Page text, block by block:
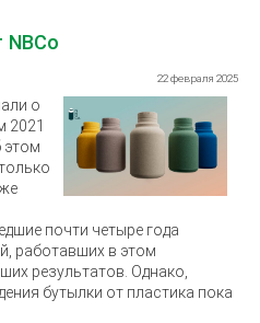
22 февраля 2025
о
2021
этом
почти четыре года
работавших в этом
результатов. Однако,
бутылки от пластика пока